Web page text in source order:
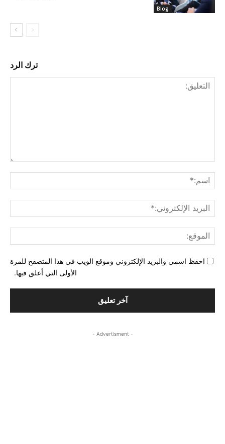
Blog
ترك الرد
احفظ اسمي والبريد الإلكتروني وموقع الويب في هذا المتصفح للمرة
الأولى التي أعلق فيها.
- Advertisment -